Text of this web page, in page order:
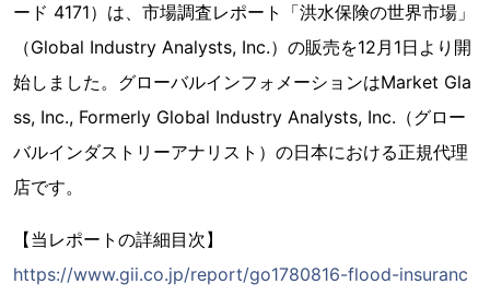
ード 4171）は、市場調査レポート「洪水保険の世界市場」
（Global Industry Analysts, Inc.）の販売を12月1日より開
始しました。グローバルインフォメーションはMarket Gla
ss, Inc., Formerly Global Industry Analysts, Inc.（グロー
バルインダストリーアナリスト）の日本における正規代理
店です。
【当レポートの詳細目次】
https://www.gii.co.jp/report/go1780816-flood-insuranc